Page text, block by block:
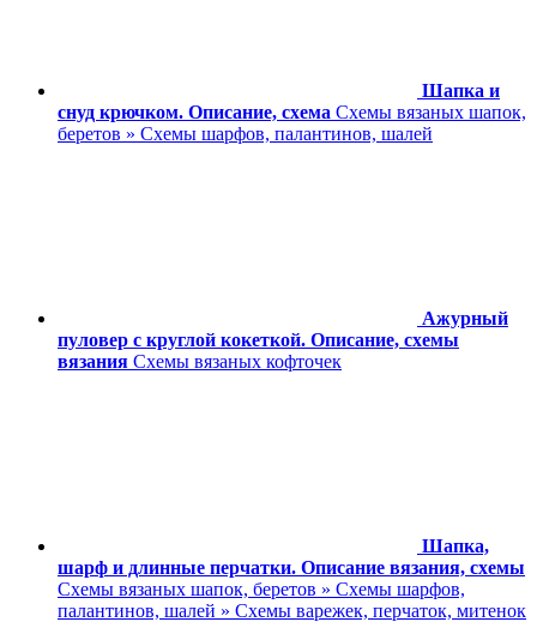
Шапка и
снуд крючком. Описание, схема Схемы вязаных шапок,
беретов » Схемы шарфов, палантинов, шалей
Ажурный
пуловер с круглой кокеткой. Описание, схемы
вязания Схемы вязаных кофточек
Шапка,
шарф и длинные перчатки. Описание вязания, схемы
Схемы вязаных шапок, беретов » Схемы шарфов,
палантинов, шалей » Схемы варежек, перчаток, митенок